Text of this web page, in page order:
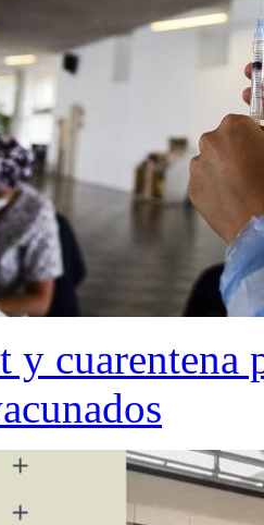
y cuarentena